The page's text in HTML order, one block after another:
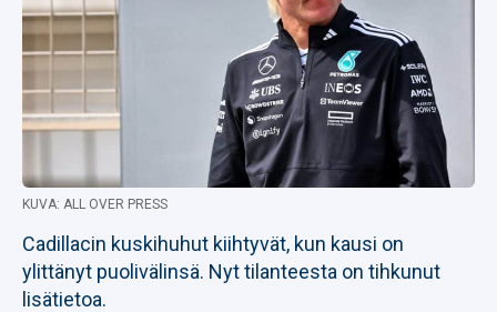
KUVA: ALL OVER PRESS
Cadillacin kuskihuhut kiihtyvät, kun kausi on
ylittänyt puolivälinsä. Nyt tilanteesta on tihkunut
lisätietoa.